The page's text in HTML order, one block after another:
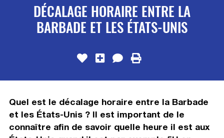
DÉCALAGE HORAIRE ENTRE LA
BARBADE ET LES ÉTATS-UNIS
Quel est le décalage horaire entre la Barbade
et les États-Unis ? Il est important de le
connaître afin de savoir quelle heure il est aux